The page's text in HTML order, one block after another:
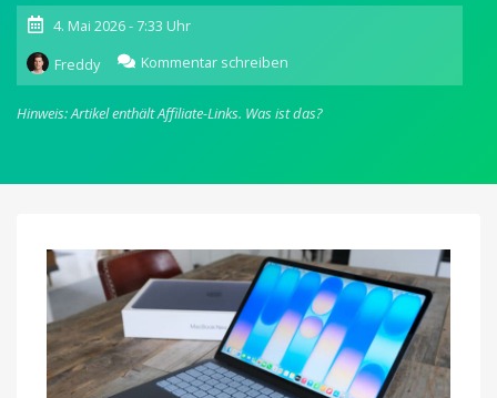
4. Mai 2026 - 7:33 Uhr
Freddy
Kommentar schreiben
Tim
Cook:
Nachfrage
Neo
Hinweis: Artikel enthält Affiliate-Links. Was ist das?